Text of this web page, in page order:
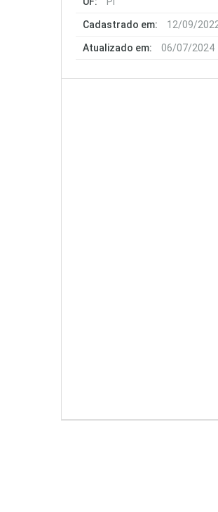
Cadastrado em: 12/09/
Atualizado em: 06/07/2024